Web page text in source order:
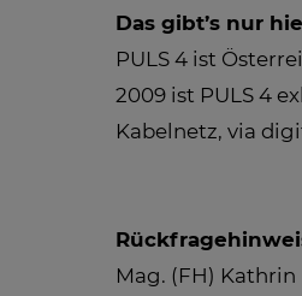
Das gibt’s nur
PULS 4 ist
2009 ist PULS 4
Kabelnetz, via
Mag. (FH) Kathrin